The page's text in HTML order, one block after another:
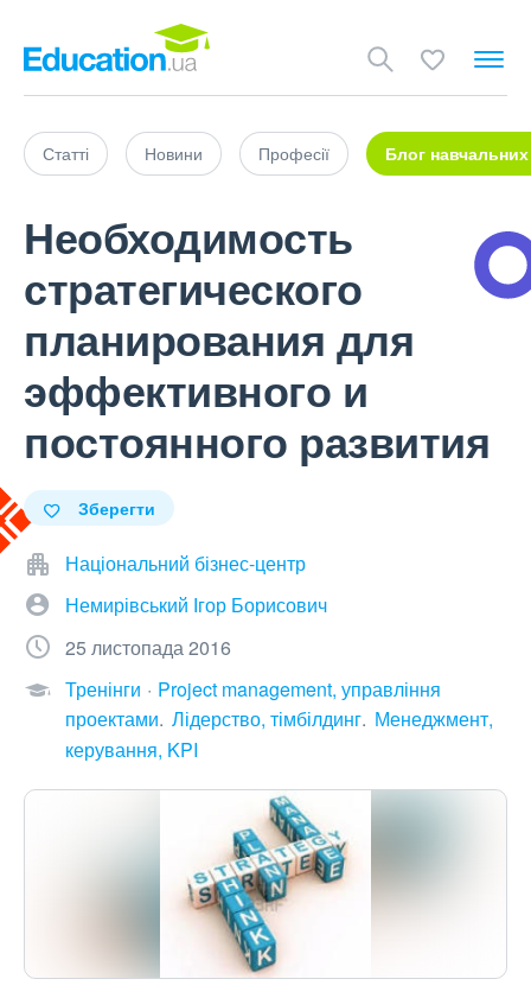
Статті Новини Професії Блог навчальних
Необходимость
стратегического
планирования для
эффективного и
постоянного развития
Зберегти
Національний бізнес-центр
Немирівський Ігор Борисович
25 листопада 2016
Тренінги
Project management, управління
проектами Лідерство, тімбілдинг Менеджмент,
керування, KPI